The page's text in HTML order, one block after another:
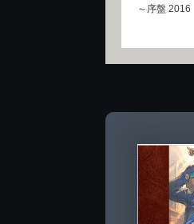
～序盤 2016